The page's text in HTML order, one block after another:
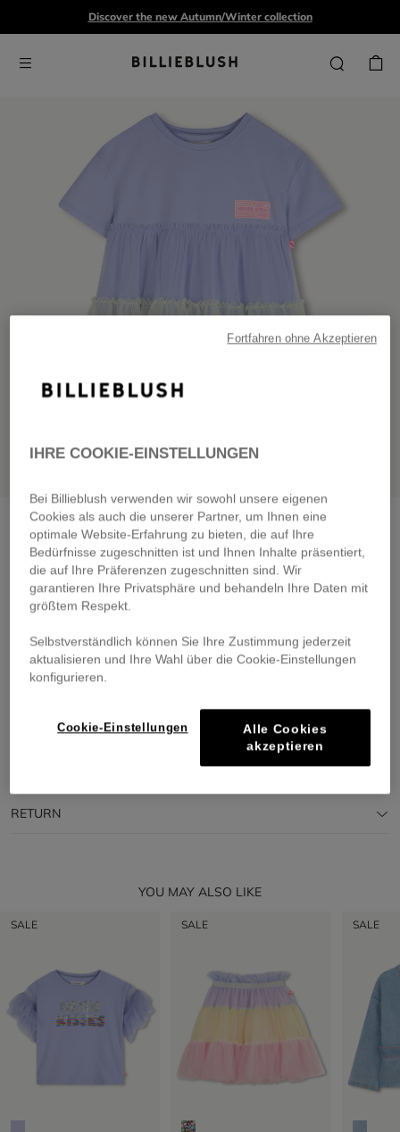
Discover the new Autumn/Winter collection
Bi-material dressangel blue
From € 65,00
Pay in 4 interest-free instalments
🔒 Secure payment & easy returns
DESCRIPTION
TRACEABILITY
RETURN
YOU MAY ALSO LIKE
SALE SALE SALE
IHRE COOKIE-EINSTELLUNGEN
Bei Billieblush verwenden wir sowohl unsere eigenen
Cookies als auch die unserer Partner, um Ihnen eine
optimale Website-Erfahrung zu bieten, die auf Ihre
Bedürfnisse zugeschnitten ist und Ihnen Inhalte präsentiert,
die auf Ihre Präferenzen zugeschnitten sind. Wir
garantieren Ihre Privatsphäre und behandeln Ihre Daten mit
größtem Respekt.
Selbstverständlich können Sie Ihre Zustimmung jederzeit
aktualisieren und Ihre Wahl über die Cookie-Einstellungen
konfigurieren.
Cookie-Einstellungen
Alle Cookies
akzeptieren
Fortfahren ohne Akzeptieren